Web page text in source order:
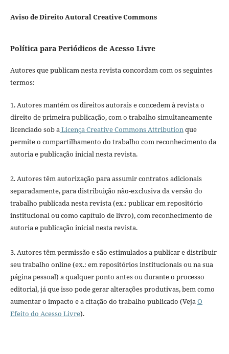
Aviso de Direito Autoral Creative Commons
Política para Periódicos de Acesso Livre
Autores que publicam nesta revista concordam com os seguintes
termos:
1. Autores mantém os direitos autorais e concedem à revista o
direito de primeira publicação, com o trabalho simultaneamente
licenciado sob aLicença Creative Commons Attributionque
permite o compartilhamento do trabalho com reconhecimento da
autoria e publicação inicial nesta revista.
2. Autores têm autorização para assumir contratos adicionais
separadamente, para distribuição não-exclusiva da versão do
trabalho publicada nesta revista (ex.: publicar em repositório
institucional ou como capítulo de livro), com reconhecimento de
autoria e publicação inicial nesta revista.
3. Autores têm permissão e são estimulados a publicar e distribuir
seu trabalho online (ex.: em repositórios institucionais ou na sua
página pessoal) a qualquer ponto antes ou durante o processo
editorial, já que isso pode gerar alterações produtivas, bem como
aumentar o impacto e a citação do trabalho publicado (VejaO
Efeito do Acesso Livre).